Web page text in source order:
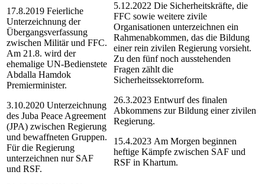
17.8.2019 Feierliche
Unterzeichnung der
Übergangs­verfassung
zwischen Militär und FFC.
Am 21.8. wird der
ehemalige UN-Bedienstete
Abdalla Hamdok
Premierminister.
3.10.2020 Unterzeichnung
des Juba Peace Agreement
(JPA) zwischen Regierung
und bewaffneten Gruppen.
Für die Regierung
unterzeichnen nur SAF
und RSF.
5.12.2022 Die Sicherheitskräfte, die
FFC sowie weitere zivile
Organisationen unterzeichnen ein
Rahmenabkommen, das die Bildung
einer rein zivilen Regierung vorsieht.
Zu den fünf noch ausstehenden
Fragen zählt die
Sicherheitssektorreform.
26.3.2023 Entwurf des finalen
Abkommens zur Bildung einer zivilen
Regierung.
15.4.2023 Am Morgen beginnen
heftige Kämpfe zwischen SAF und
RSF in Khartum.